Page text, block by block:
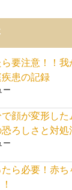
要注意！！我
患の記録
ー
顔が変形し
ろしさと対処
ー
ら必要！赤ち